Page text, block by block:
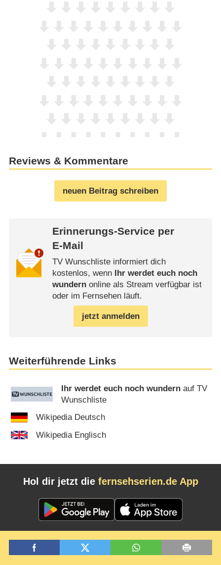
Reviews & Kommentare
neuen Beitrag schreiben
Erinnerungs-Service per
E-Mail
TV Wunschliste informiert dich
kostenlos, wenn Ihr werdet euch noch
wundernonline als Stream verfügbar ist
oder im Fernsehen läuft.
jetzt anmelden
Weiterführende Links
Ihr werdet euch noch wundern auf TV
Wunschliste
Wikipedia Deutsch
Wikipedia Englisch
Hol dir jetzt die fernsehserien.de App